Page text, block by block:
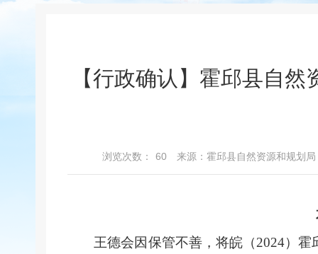
【行政确认】霍邱县自
浏览次数： 60 来源：霍邱县自然资源和规划局
王德会因保管不善，将皖（2024）